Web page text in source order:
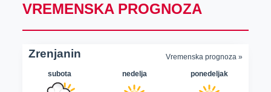
VREMENSKA PROGNOZA